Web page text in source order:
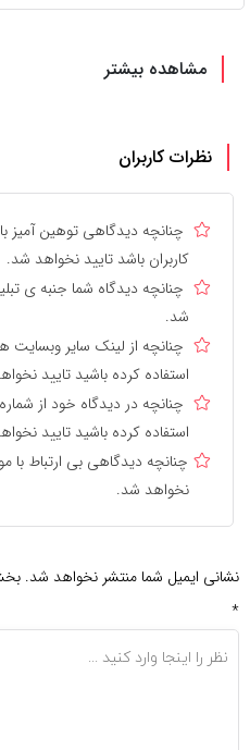
مشاهده بیشتر
نظرات کاربران
چنانچه دیدگاهی توهین آمیز
کاربران باشد تایید نخواهد شد.
چنانچه دیدگاه شما جنبه ی
شد.
چنانچه از لینک سایر وبسایت
استفاده کرده باشید تایید
چنانچه در دیدگاه خود از
استفاده کرده باشید تایید
چنانچه دیدگاهی بی ارتباط
نخواهد شد.
نشانی ایمیل شما منتشر نخواهد شد.
*